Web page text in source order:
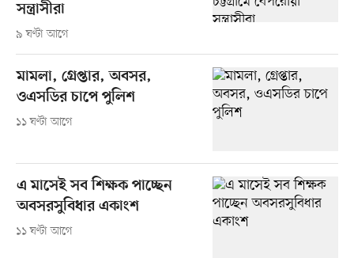
সন্ত্রাসীরা
৯ ঘণ্টা আগে
মামলা, গ্রেপ্তার, অবসর,
ওএসডির চাপে পুলিশ
১১ ঘণ্টা আগে
এ মাসেই সব শিক্ষক পাচ্ছেন
অবসরসুবিধার একাংশ
১১ ঘণ্টা আগে